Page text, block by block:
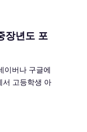
장년도 포
이버나 구글에
서 고등학생 아